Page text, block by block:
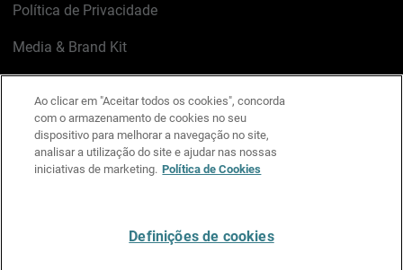
Política de Privacidade
Media & Brand Kit
LinkedIn
X FacebookInstagram
YouTube
Ao clicar em "Aceitar todos os cookies", concorda
com o armazenamento de cookies no seu
dispositivo para melhorar a navegação no site,
analisar a utilização do site e ajudar nas nossas
iniciativas de marketing. Política de Cookies
Definições de cookies